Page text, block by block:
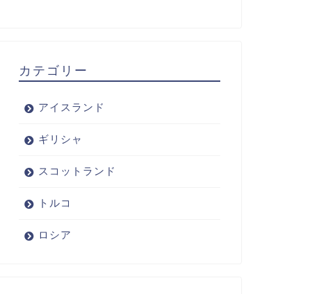
カテゴリー
アイスランド
ギリシャ
スコットランド
トルコ
ロシア